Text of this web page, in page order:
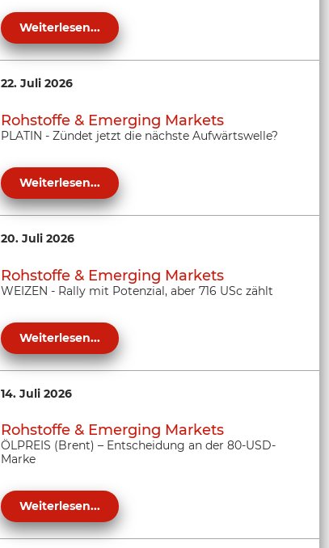
Weiterlesen...
22. Juli 2026
Rohstoffe & Emerging Markets
PLATIN - Zündet jetzt die nächste Aufwärtswelle?
Weiterlesen...
20. Juli 2026
Rohstoffe & Emerging Markets
WEIZEN - Rally mit Potenzial, aber 716 USc zählt
Weiterlesen...
14. Juli 2026
Rohstoffe & Emerging Markets
ÖLPREIS (Brent) – Entscheidung an der 80-USD-
Marke
Weiterlesen...